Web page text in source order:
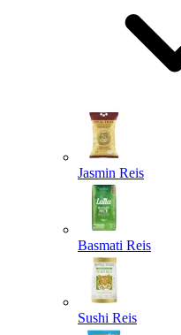
Jasmin Reis
Basmati Reis
Sushi Reis